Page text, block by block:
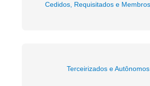
Cedidos, Requisitados e
Terceirizados e Autônomos